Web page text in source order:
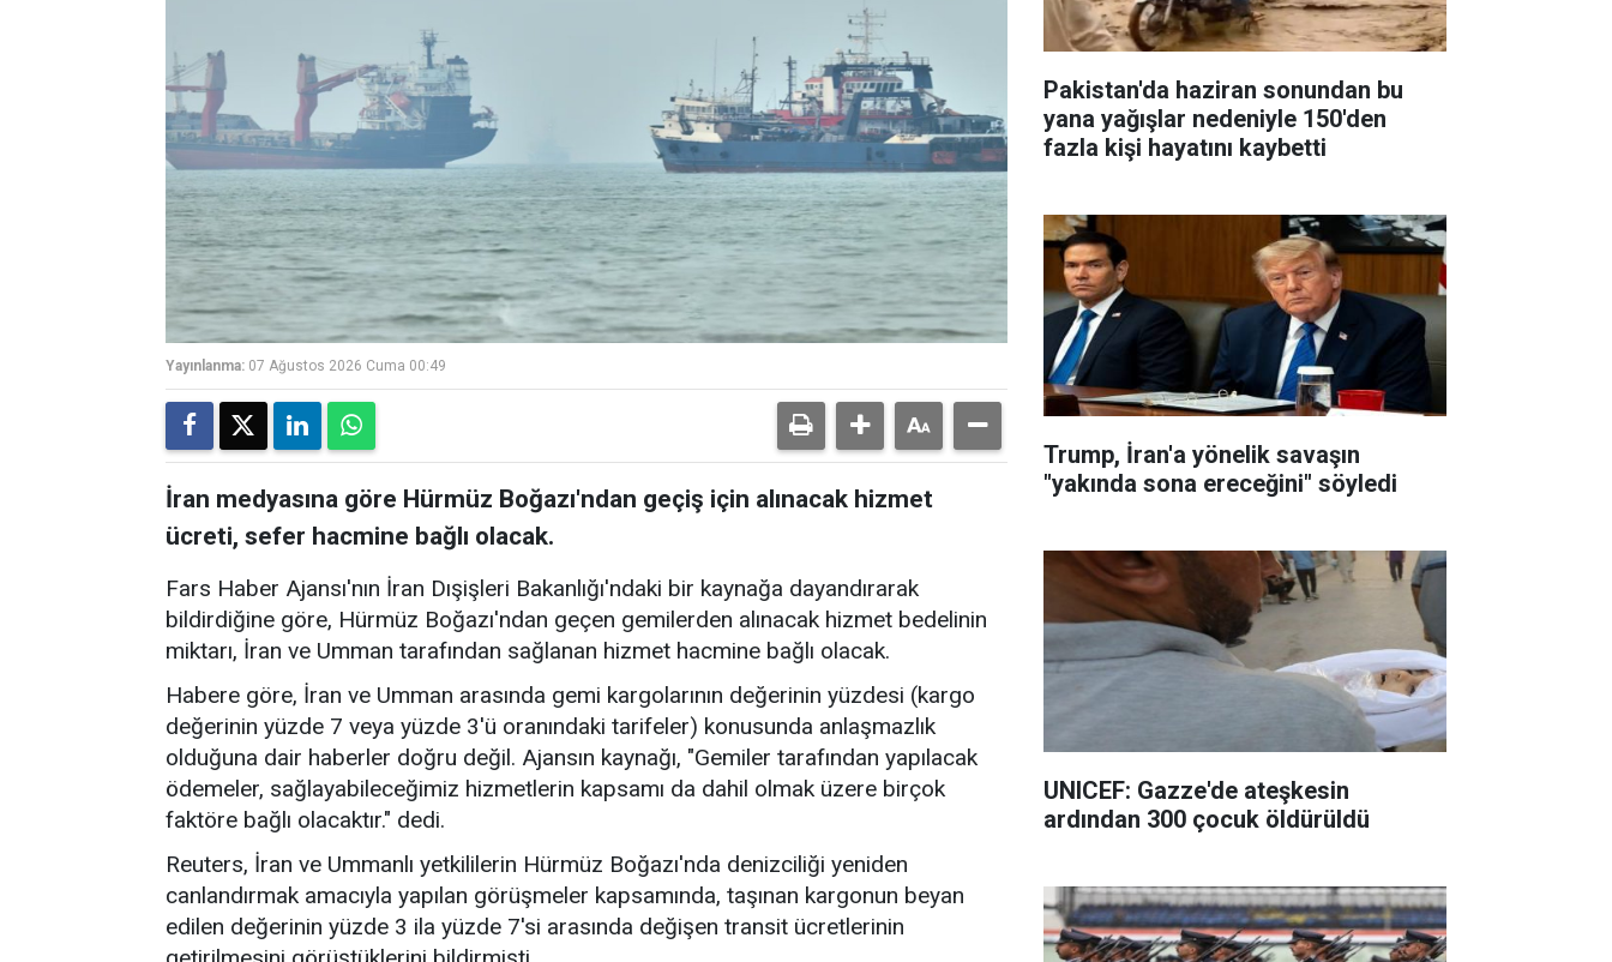
Yayınlanma: 07 Ağustos 2026 Cuma 00:49
İran medyasına göre Hürmüz Boğazı'ndan geçiş için alınacak hizmet
ücreti, sefer hacmine bağlı olacak.
Fars Haber Ajansı'nın İran Dışişleri Bakanlığı'ndaki bir kaynağa dayandırarak
bildirdiğine göre, Hürmüz Boğazı'ndan geçen gemilerden alınacak hizmet bedelinin
miktarı, İran ve Umman tarafından sağlanan hizmet hacmine bağlı olacak.
Habere göre, İran ve Umman arasında gemi kargolarının değerinin yüzdesi (kargo
değerinin yüzde 7 veya yüzde 3'ü oranındaki tarifeler) konusunda anlaşmazlık
olduğuna dair haberler doğru değil. Ajansın kaynağı, "Gemiler tarafından yapılacak
ödemeler, sağlayabileceğimiz hizmetlerin kapsamı da dahil olmak üzere birçok
faktöre bağlı olacaktır." dedi.
Reuters, İran ve Ummanlı yetkililerin Hürmüz Boğazı'nda denizciliği yeniden
canlandırmak amacıyla yapılan görüşmeler kapsamında, taşınan kargonun beyan
edilen değerinin yüzde 3 ila yüzde 7'si arasında değişen transit ücretlerinin
Pakistan'da haziran sonundan bu
yana yağışlar nedeniyle 150'den
fazla kişi hayatını kaybetti
Trump, İran'a yönelik savaşın
"yakında sona ereceğini" söyledi
UNICEF: Gazze'de ateşkesin
ardından 300 çocuk öldürüldü